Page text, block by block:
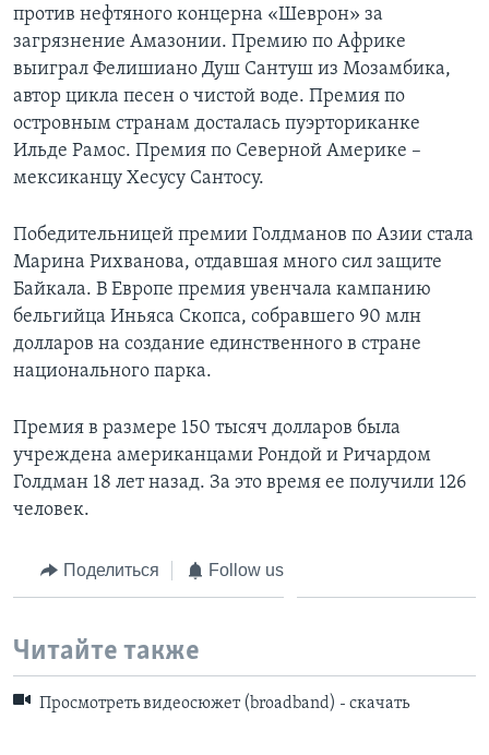
против нефтяного концерна «Шеврон» за
загрязнение Амазонии. Премию по Африке
выиграл Фелишиано Душ Сантуш из Мозамбика,
автор цикла песен о чистой воде. Премия по
островным странам досталась пуэрториканке
Ильде Рамос. Премия по Северной Америке –
мексиканцу Хесусу Сантосу.
Победительницей премии Голдманов по Азии стала
Марина Рихванова, отдавшая много сил защите
Байкала. В Европе премия увенчала кампанию
бельгийца Иньяса Скопса, собравшего 90 млн
долларов на создание единственного в стране
национального парка.
Премия в размере 150 тысяч долларов была
учреждена американцами Рондой и Ричардом
Голдман 18 лет назад. За это время ее получили 126
человек.
Поделиться Follow us
Читайте также
Просмотреть видеосюжет (broadband) - скачать